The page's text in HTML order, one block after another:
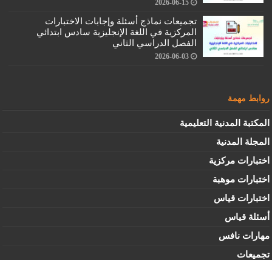
2026-06-15
تجميعات نماذج أسئلة وإجابات الاختبارات
المركزية في اللغة الإنجليزية سادس ابتدائي
الفصل الدراسي الثاني
2026-06-03
روابط مهمة
المكتبة المدنية التعليمية
المجلة المدنية
اختبارات مركزية
اختبارات موهبة
اختبارات قياس
أسئلة قياس
مهارات نافس
تجميعات